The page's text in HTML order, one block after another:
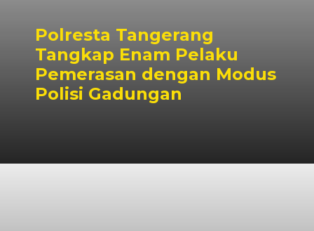
Polresta Tangerang
Tangkap Enam Pelaku
Pemerasan dengan Modus
Polisi Gadungan